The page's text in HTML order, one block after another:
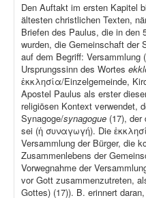
Den Auftakt im ersten Kapitel
ältesten christlichen Texten,
Briefen des Paulus, die in den
wurden, die Gemeinschaft der
auf dem Begriff: Versammlung (
Ursprungssinn des Wortes
ἐκκλησία/Einzelgemeinde,
Apostel Paulus als erster
religiösen Kontext verwendet,
Synagoge/synagogue (17), der
sei (ἡ συναγωγή). Die
Versammlung der Bürger, die
Zusammenlebens der
Vorwegnahme der
vor Gott zusammenzutreten,
Gottes) (17)). B. erinnert